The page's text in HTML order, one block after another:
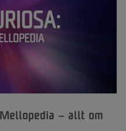
– allt om